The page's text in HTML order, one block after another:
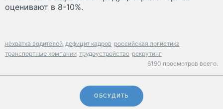
оценивают в 8-10%.
нехватка водителей дефицит кадров российская логистика
транспортные компании трудоустройство рекрутинг
6190 просмотров всего.
ОБСУДИТЬ